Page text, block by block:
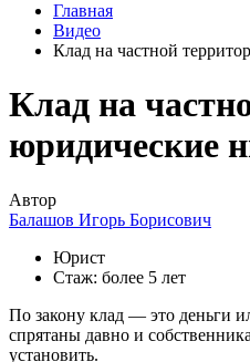
Главная
Видео
Клад на частной
Клад на
юридические
Автор
Балашов Игорь Борисович
Юрист
Стаж: более 5 лет
По закону клад — это деньги
спрятаны давно и
установить.